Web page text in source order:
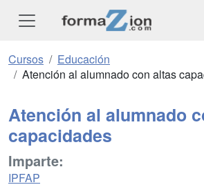
Cursos
Educación
Atención al alumnado con altas
Atención al alumnado
capacidades
Imparte:
IPFAP